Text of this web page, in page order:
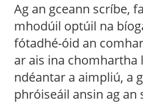
Ag an gceann scríbe,
mhodúil optúil na
fótadhé-óid an
ar ais ina chomhartha
ndéantar a aimpliú, a
phróiseáil ansin ag an